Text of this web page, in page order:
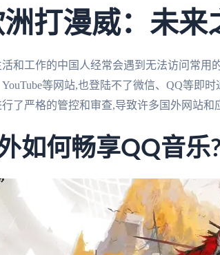
打漫威：未来
和工作的中国人经常会遇到无法访问常用
等网站,也登陆不了微信、QQ等即
了严格的管控和审查,导致许多国外网站和
如何畅享QQ音乐